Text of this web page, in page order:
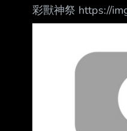
彩獸神祭 https://
個月使用寶珠(不
https://
續抽就請你付費買
幣) https://
強嗎 基本上打高
https://youtu.be/